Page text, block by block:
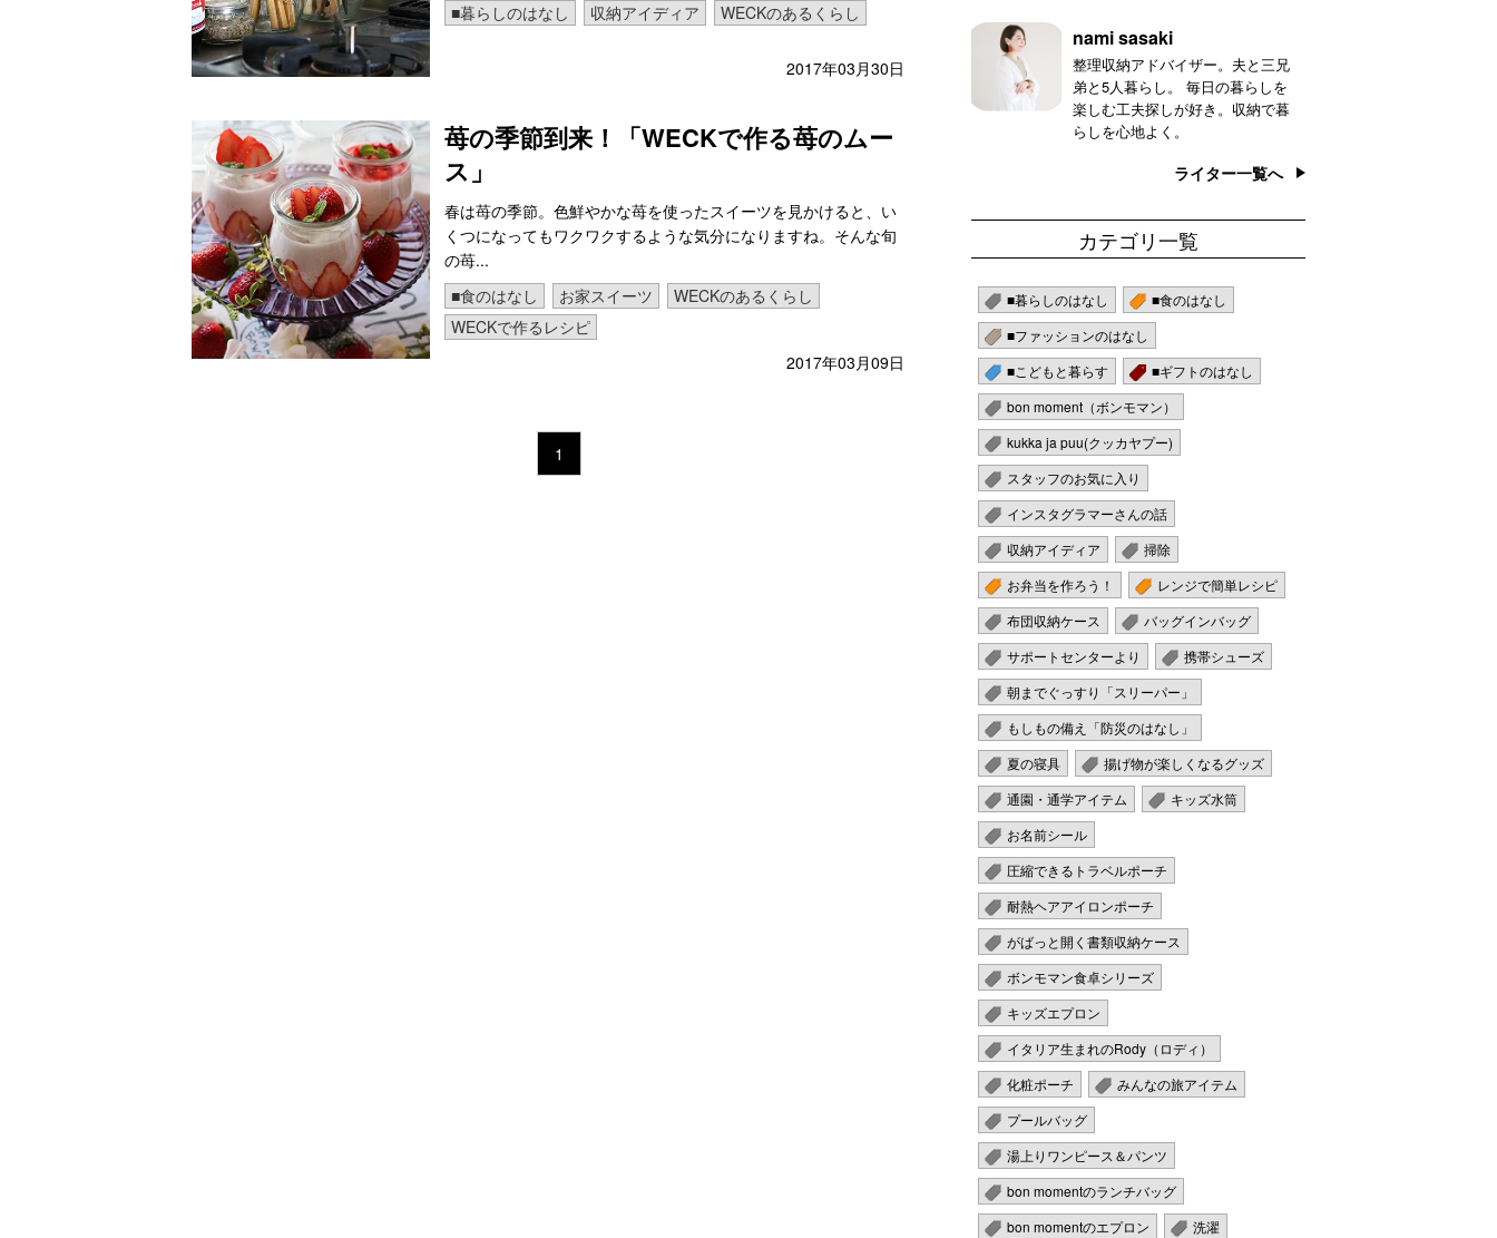
■暮らしのはなし
収納アイディア WECKのあるくらし
2017年03月30日
苺の季節到来！「WECKで作る苺のムー
ス」
春は苺の季節。色鮮やかな苺を使ったスイーツを見かけると、い
くつになってもワクワクするような気分になりますね。そんな旬
の苺...
■食のはなし
お家スイーツ
WECKのあるくらし
WECKで作るレシピ
2017年03月09日
1
nami sasaki
整理収納アドバイザー。夫と三兄
弟と5人暮らし。 毎日の暮らしを
楽しむ工夫探しが好き。収納で暮
らしを心地よく。
ライター一覧へ
カテゴリ一覧
■暮らしのはなし
■食のはなし
■ファッションのはなし
■こどもと暮らす
■ギフトのはなし
bon moment（ボンモマン）
kukka ja puu(クッカヤプー)
スタッフのお気に入り
インスタグラマーさんの話
収納アイディア
掃除
お弁当を作ろう！
レンジで簡単レシピ
布団収納ケース
バッグインバッグ
サポートセンターより
携帯シューズ
朝までぐっすり「スリーパー」
もしもの備え「防災のはなし」
夏の寝具
揚げ物が楽しくなるグッズ
通園・通学アイテム
キッズ水筒
お名前シール
圧縮できるトラベルポーチ
耐熱ヘアアイロンポーチ
がばっと開く書類収納ケース
ボンモマン食卓シリーズ
キッズエプロン
イタリア生まれのRody（ロディ）
化粧ポーチ
みんなの旅アイテム
プールバッグ
湯上りワンピース＆パンツ
bon momentのランチバッグ
bon momentのエプロン
洗濯